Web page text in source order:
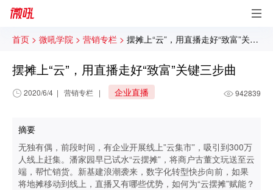
首页 > 微吼学院 > 营销专栏 > 摆摊上“云”，用直播走好“致富”关键三步曲
摆摊上“云”，用直播走好“致富”关键三步曲
2020/6/4 | 营销专栏 | 企业直播 942839
摘要
无独有偶，前段时间，有企业开展线上”云集市”，吸引到300万
人线上赶集。潘家园早已试水“云摆摊”，将商户古董文玩送至云
端，帮忙销货。新基建浪潮袭来，数字化转型快步向前，如果
将地摊移动到线上，直播又有哪些优势，如何为“云摆摊”赋能？